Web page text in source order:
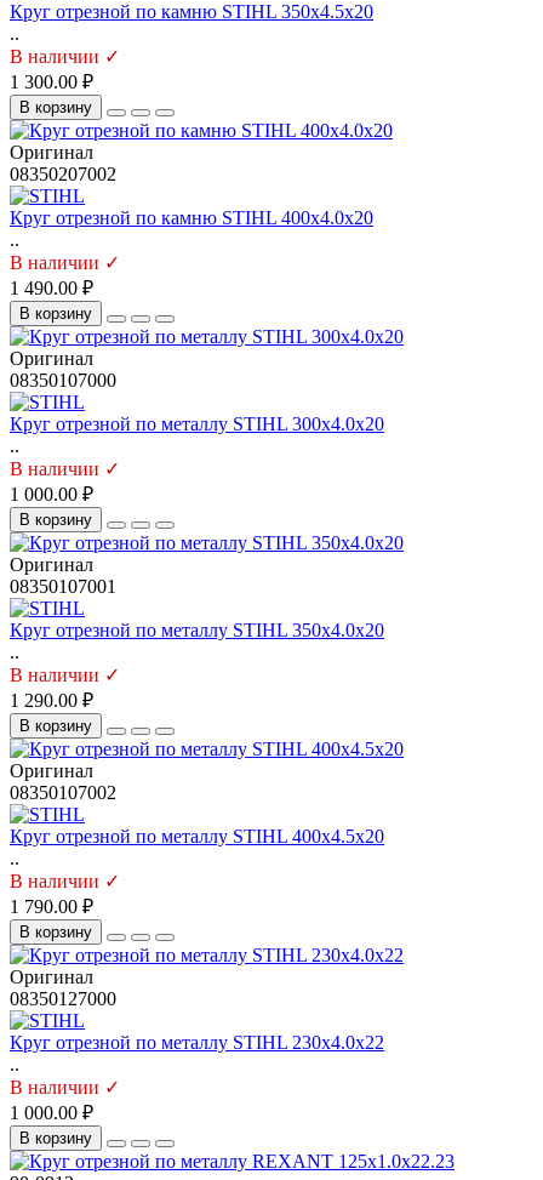
Круг отрезной по камню STIHL 350х4.5х20
..
В наличии ✓
1 300.00 ₽
В корзину
Оригинал
08350207002
Круг отрезной по камню STIHL 400х4.0х20
..
В наличии ✓
1 490.00 ₽
В корзину
Оригинал
08350107000
Круг отрезной по металлу STIHL 300х4.0х20
..
В наличии ✓
1 000.00 ₽
В корзину
Оригинал
08350107001
Круг отрезной по металлу STIHL 350х4.0х20
..
В наличии ✓
1 290.00 ₽
В корзину
Оригинал
08350107002
Круг отрезной по металлу STIHL 400х4.5х20
..
В наличии ✓
1 790.00 ₽
В корзину
Оригинал
08350127000
Круг отрезной по металлу STIHL 230х4.0х22
..
В наличии ✓
1 000.00 ₽
В корзину